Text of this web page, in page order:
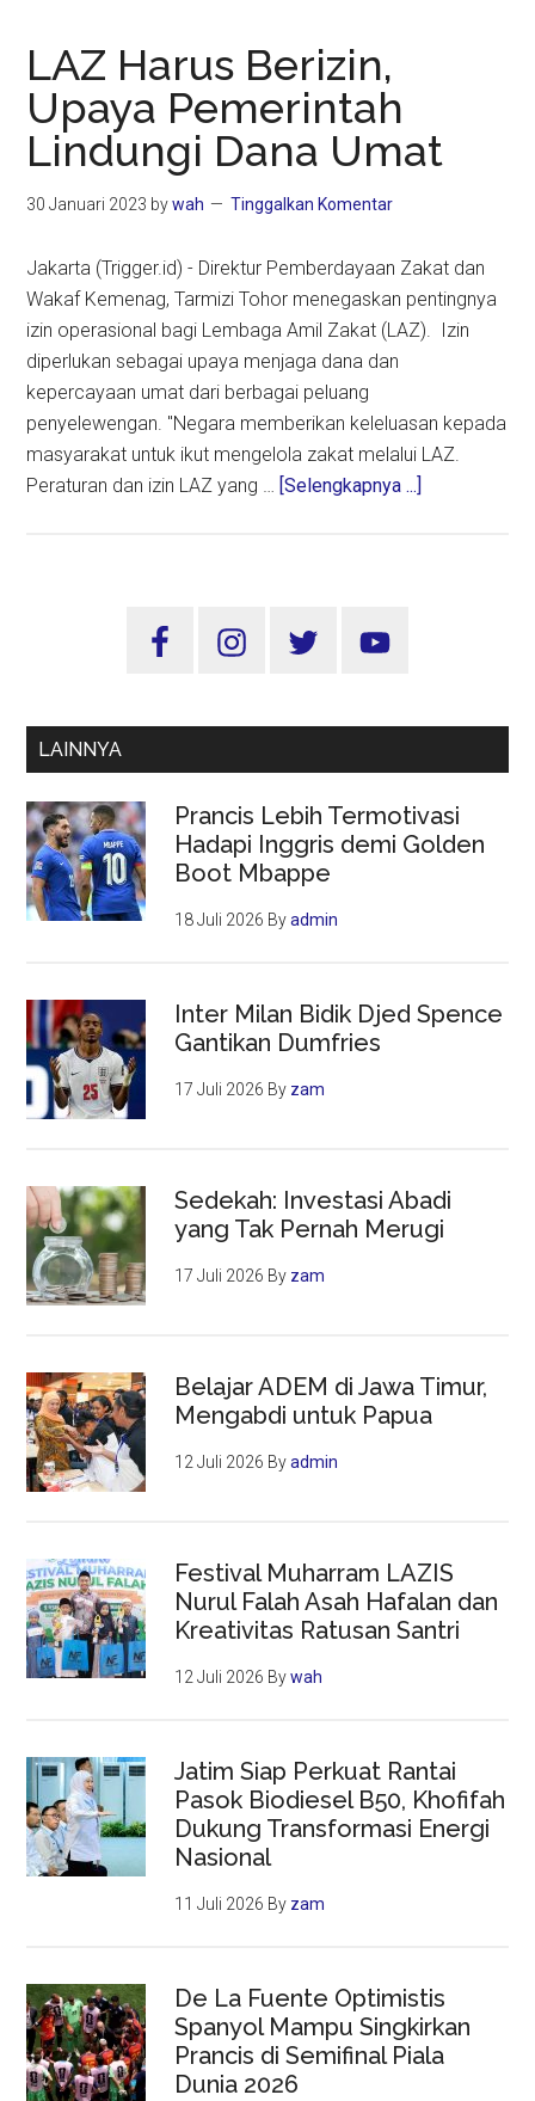
LAZ Harus Berizin,
Upaya Pemerintah
Lindungi Dana Umat
30 Januari 2023 bywah Tinggalkan Komentar
Jakarta (Trigger.id) - Direktur Pemberdayaan Zakat dan
Wakaf Kemenag, Tarmizi Tohor menegaskan pentingnya
izin operasional bagi Lembaga Amil Zakat (LAZ). Izin
diperlukan sebagai upaya menjaga dana dan
kepercayaan umat dari berbagai peluang
penyelewengan. "Negara memberikan keleluasan kepada
masyarakat untuk ikut mengelola zakat melalui LAZ.
Peraturan dan izin LAZ yang … [Selengkapnya ...]
Umat
Sidebar
LAINNYA
Prancis Lebih Termotivasi
Hadapi Inggris demi Golden
Boot Mbappe
18 Juli 2026 Byadmin
Inter Milan Bidik Djed Spence
Gantikan Dumfries
17 Juli 2026 By zam
Sedekah: Investasi Abadi
yang Tak Pernah Merugi
17 Juli 2026 By zam
Belajar ADEM di Jawa Timur,
Mengabdi untuk Papua
12 Juli 2026 Byadmin
Festival Muharram LAZIS
Nurul Falah Asah Hafalan dan
Kreativitas Ratusan Santri
12 Juli 2026 Bywah
Jatim Siap Perkuat Rantai
Pasok Biodiesel B50, Khofifah
Dukung Transformasi Energi
Nasional
11 Juli 2026 By zam
De La Fuente Optimistis
Spanyol Mampu Singkirkan
Prancis di Semifinal Piala
Dunia 2026